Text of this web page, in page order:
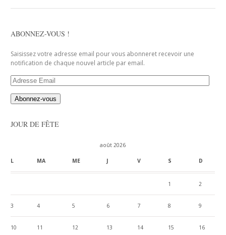
ABONNEZ-VOUS !
Saisissez votre adresse email pour vous abonneret recevoir une
notification de chaque nouvel article par email.
Adresse
Email
JOUR DE FÊTE
août 2026
L MA ME J V S D
1 2
3 4 5 6 7 8 9
10 11 12 13 14 15 16